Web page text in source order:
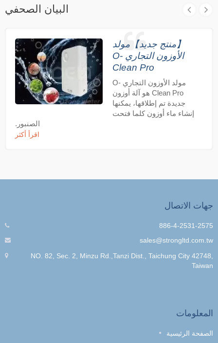
البيان الصحفي
【منتج جديد】مولد
الأوزون التجاري O-
Clean Pro
مولد الأوزون التجاري O-
Clean Pro هو آلة أوزون
جديدة تم إطلاقها، يمكنها
إنشاء ماء أوزون كلما فتحت
الصنبور.
اقرأ أكثر
جهات الاتصال
886-4-2531-2575
sales@strongltd.com.tw
NO. 82, Sec. 2, Minzu Rd.,Tanzi Dist., Taichung City 42748,
Taiwan
المعلومات
الصفحة الرئيسية